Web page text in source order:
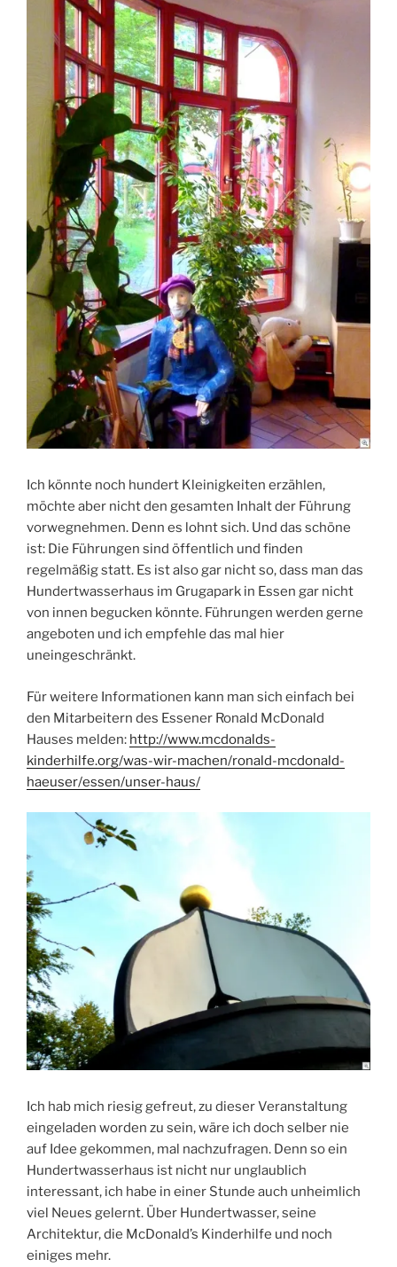
Ich könnte noch hundert Kleinigkeiten erzählen,
möchte aber nicht den gesamten Inhalt der Führung
vorwegnehmen. Denn es lohnt sich. Und das schöne
ist: Die Führungen sind öffentlich und finden
regelmäßig statt. Es ist also gar nicht so, dass man das
Hundertwasserhaus im Grugapark in Essen gar nicht
von innen begucken könnte. Führungen werden gerne
angeboten und ich empfehle das mal hier
uneingeschränkt.
Für weitere Informationen kann man sich einfach bei
den Mitarbeitern des Essener Ronald McDonald
Hauses melden: http://www.mcdonalds-
kinderhilfe.org/was-wir-machen/ronald-mcdonald-
haeuser/essen/unser-haus/
Ich hab mich riesig gefreut, zu dieser Veranstaltung
eingeladen worden zu sein, wäre ich doch selber nie
auf Idee gekommen, mal nachzufragen. Denn so ein
Hundertwasserhaus ist nicht nur unglaublich
interessant, ich habe in einer Stunde auch unheimlich
viel Neues gelernt. Über Hundertwasser, seine
Architektur, die McDonald’s Kinderhilfe und noch
einiges mehr.